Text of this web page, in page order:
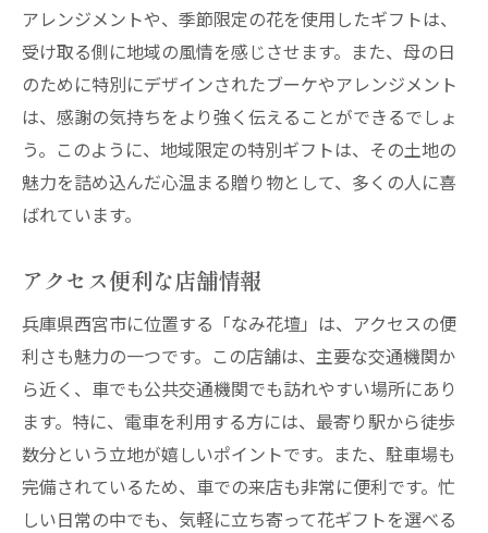
アレンジメントや、季節限定の花を使用したギフトは、
受け取る側に地域の風情を感じさせます。また、母の日
のために特別にデザインされたブーケやアレンジメント
は、感謝の気持ちをより強く伝えることができるでしょ
う。このように、地域限定の特別ギフトは、その土地の
魅力を詰め込んだ心温まる贈り物として、多くの人に喜
ばれています。
アクセス便利な店舗情報
兵庫県西宮市に位置する「なみ花壇」は、アクセスの便
利さも魅力の一つです。この店舗は、主要な交通機関か
ら近く、車でも公共交通機関でも訪れやすい場所にあり
ます。特に、電車を利用する方には、最寄り駅から徒歩
数分という立地が嬉しいポイントです。また、駐車場も
完備されているため、車での来店も非常に便利です。忙
しい日常の中でも、気軽に立ち寄って花ギフトを選べる